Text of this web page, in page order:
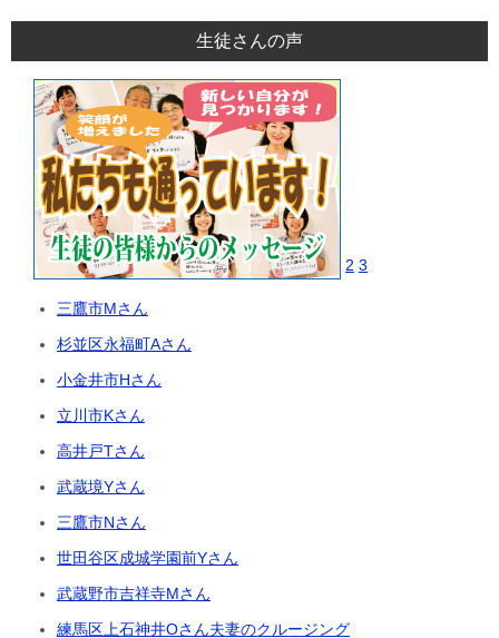
生徒さんの声
2 3
三鷹市Mさん
杉並区永福町Aさん
小金井市Hさん
立川市Kさん
高井戸Tさん
武蔵境Yさん
三鷹市Nさん
世田谷区成城学園前Yさん
武蔵野市吉祥寺Mさん
練馬区上石神井Oさん夫妻のクルージング